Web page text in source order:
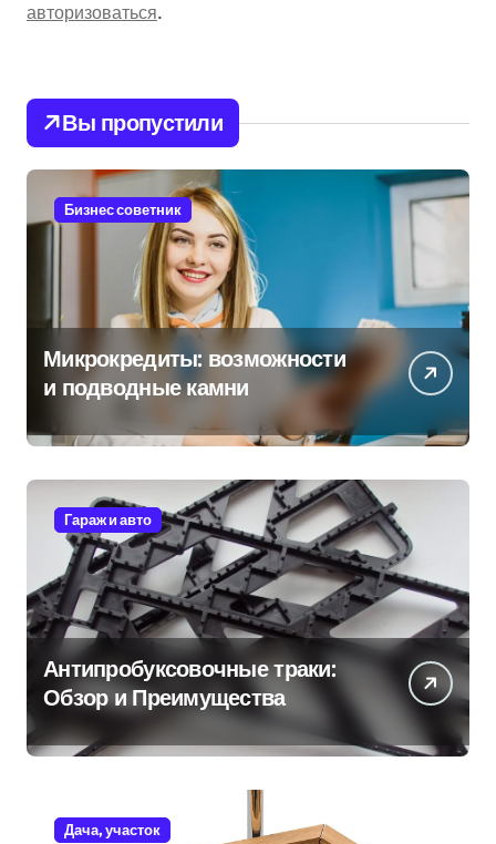
авторизоваться.
Вы пропустили
Бизнес советник
Микрокредиты: возможности
и подводные камни
Гараж и авто
Антипробуксовочные траки:
Обзор и Преимущества
Дача, участок